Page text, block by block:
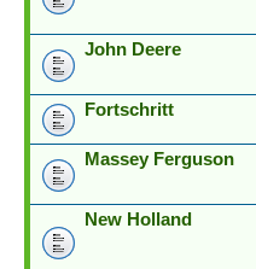
John Deere
Fortschritt
Massey Ferguson
New Holland